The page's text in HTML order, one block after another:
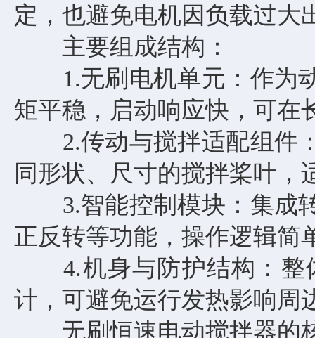
定，也避免电机因负载过大
主要组成结构：
1.无刷电机单元：作为动
矩平稳，启动响应快，可在
2.传动与搅拌适配组件：
同形状、尺寸的搅拌桨叶，
3.智能控制模块：集成转
正反转等功能，操作逻辑简
4.机身与防护结构：整
计，可避免运行发热影响周
无刷恒速电动搅拌器的